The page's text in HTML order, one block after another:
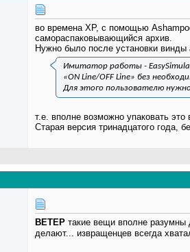
во времена XP, с помощью
самораспаковывающийся архив.
Нужно было после установки винды
Имитатор работы -
«ON Line/OFF Line» без
Для этого пользователю
т.е. вполне возможно упаковать
Старая версия тринадцатого года,
BETEP такие вещи вполне разумны
делают... извращенцев всегда